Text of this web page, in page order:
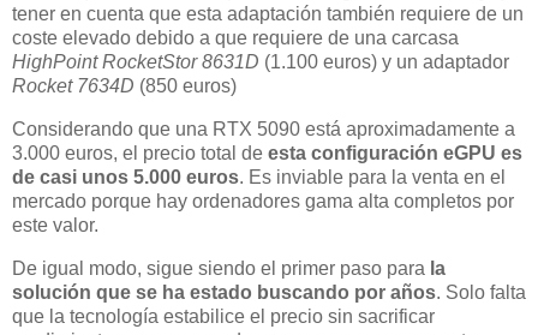
tener en cuenta que esta adaptación también requiere de un
coste elevado debido a que requiere de una carcasa
HighPoint RocketStor 8631D (1.100 euros) y un adaptador
Rocket 7634D (850 euros)
Considerando que una RTX 5090 está aproximadamente a
3.000 euros, el precio total de esta configuración eGPU es
de casi unos 5.000 euros. Es inviable para la venta en el
mercado porque hay ordenadores gama alta completos por
este valor.
De igual modo, sigue siendo el primer paso para la
solución que se ha estado buscando por años. Solo falta
que la tecnología estabilice el precio sin sacrificar